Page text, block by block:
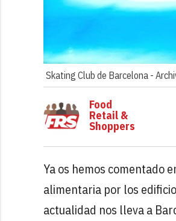
Skating Club de Barcelona -
Food
Retail &
Shoppers
Ya os hemos comentado
alimentaria por los
actualidad nos lleva a